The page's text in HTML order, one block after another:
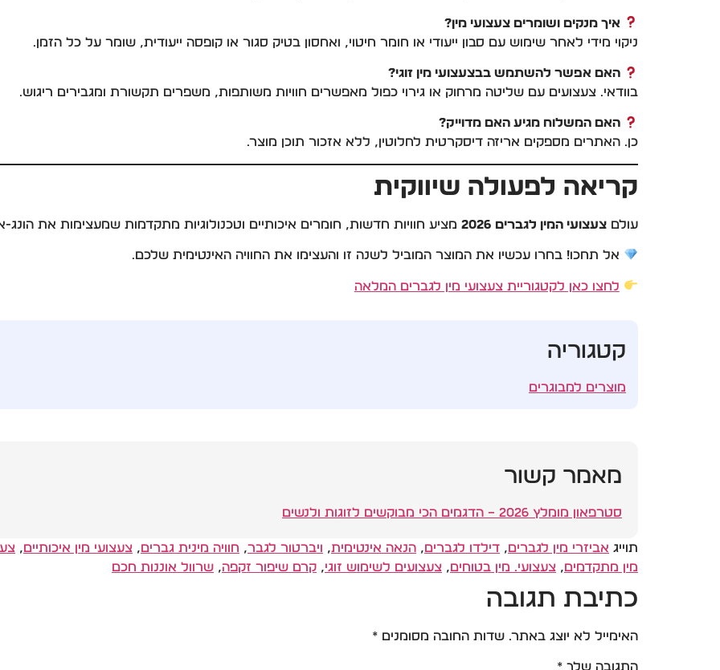
איך מנקים ושומרים צעצועי מין?
ניקוי מידי לאחר שימוש עם סבון ייעודי או חומר חיטוי, ואחסון בטיק סגור או קופסה ייעודית, שומר על כל הזמן.
האם אפשר להשתמש בבצעצועי מין זוגי?
בוודאי. צעצועים עם שליטה מרחוק או גירוי כפול מאפשרים חוויות משותפות, משפרים תקשורת ומגבירים ריגוש.
האם המשלוח מגיע האם מדוייק?
כן. האתרים מספקים אריזה דיסקרטית לחלוטין, ללא אזכור תוכן מוצר.
קריאה לפעולה שיווקית
עולם צעצועי המין לגברים 2026 מציע חוויות חדשות, חומרים איכותיים וטכנולוגיות מתקדמות שמעצימות את הונג-
אל תחכו! בחרו עכשיו את המוצר המוביל לשנה זו והעצימו את החוויה האינטימית שלכם.
לחצו כאן לקטגוריית צעצועי מין לגברים המלאה
קטגוריה
מוצרים למבוגרים
מאמר קשור
סטרפאון מומלץ 2026 – הדגמים הכי מבוקשים לזוגות ולנשים
תוייג אביזרי מין לגברים, דילדו לגברים, הנאה אינטימית, ויברטור לגבר, חוויה מינית גברים, צעצועי מין איכותיים,
מין מתקדמים, צעצועי. מין בטוחים, צעצועים לשימוש זוגי, קרם שיפור זקפה, שרוול אוננות חכם
כתיבת תגובה
האימייל לא יוצג באתר. שדות החובה מסומנים *
התגובה שלך *